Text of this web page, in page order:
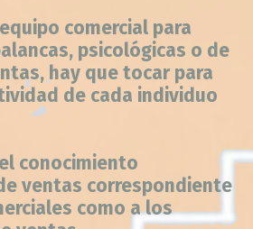
comercial para
psicológicas o de
hay que tocar para
de cada individuo
conocimiento
ventas correspondiente
como a los
ventas